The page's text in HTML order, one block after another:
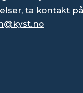
ta kontakt på